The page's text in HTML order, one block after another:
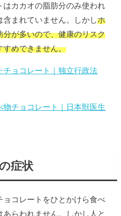
カカオの脂肪分のみ使われ
含まれていません。しかしホ
が多いので、健康のリスク
すめできません。
チョコレート｜独立行政法
物チョコレート｜日本獣医生
症状
コレートをひとかけら食べ
らわれません。しかし人と